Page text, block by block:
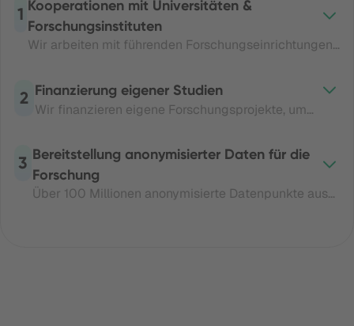
1 Kooperationen mit Universitäten &
Forschungsinstituten
Wir arbeiten mit führenden Forschungseinrichtungen
untermauern.
2 Finanzierung eigener Studien
Wir finanzieren eigene Forschungsprojekte, um
3 Bereitstellung anonymisierter Daten für die
Forschung
Über 100 Millionen anonymisierte Datenpunkte aus